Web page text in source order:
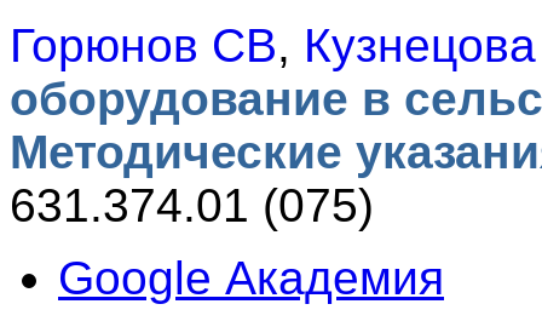
Горюнов СВ,
оборудование в
Методические
631.374.01 (075)
Google Академия